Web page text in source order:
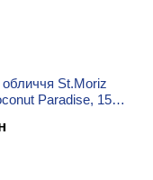
St.Moriz
Paradise, 150